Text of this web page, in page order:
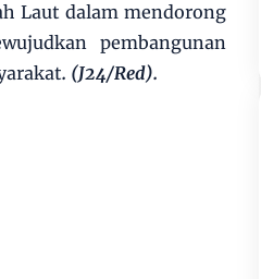
Laut dalam mendorong
pembangunan
. (J24/Red).